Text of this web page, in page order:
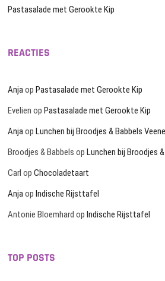
Pastasalade met Gerookte Kip
REACTIES
Anjaop Pastasalade met Gerookte Kip
Evelien op Pastasalade met Gerookte Kip
Anjaop Lunchen bij Broodjes & Babbels
Broodjes & Babbels op Lunchen bij Broodjes
Carl opChocoladetaart
Anjaop Indische Rijsttafel
Antonie Bloemhard op Indische Rijsttafel
TOP POSTS